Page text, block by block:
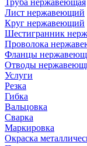
Труба нержавеющая
Лист нержавеющий
Круг нержавеющий
Шестигранник
Проволока
Фланцы
Отводы
Услуги
Резка
Гибка
Вальцовка
Сварка
Маркировка
Окраска